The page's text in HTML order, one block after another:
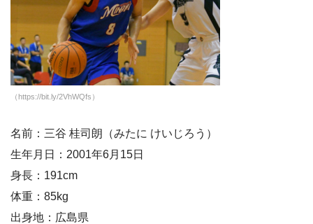
（https://bit.ly/2VhWQfs）
名前：三谷 桂司朗（みたに けいじろう）
生年月日：2001年6月15日
身長：191cm
体重：85kg
出身地：広島県